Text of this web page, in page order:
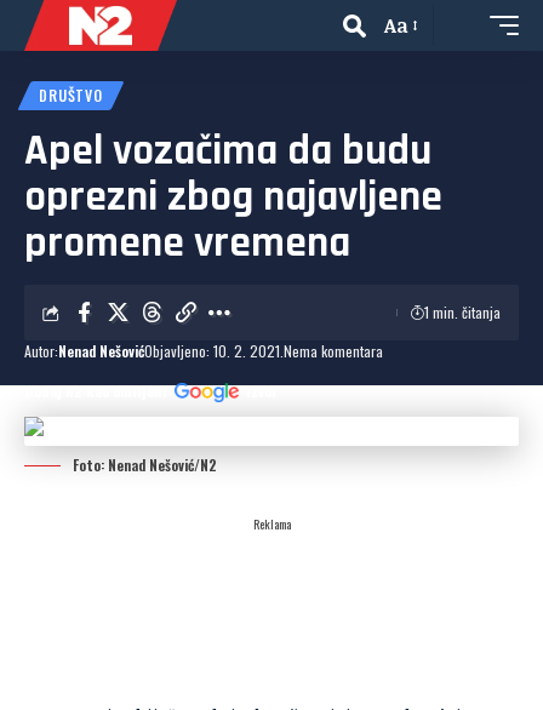
Aa
DRUŠTVO
Apel vozačima da budu
oprezni zbog najavljene
promene vremena
Autor:Nenad NešovićObjavljeno: 10. 2. 2021. Nema komentara
1 min. čitanja
Dodaj N2 kao omiljeni izvor
Foto: Nenad Nešović/N2
Reklama